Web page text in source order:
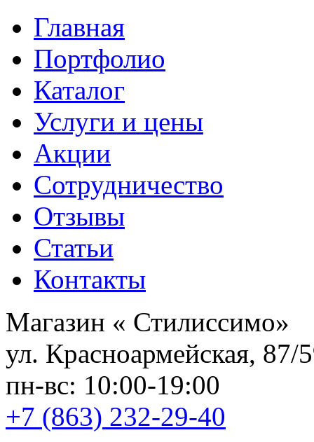
Главная
Портфолио
Каталог
Услуги и цены
Акции
Сотрудничество
Отзывы
Статьи
Контакты
Магазин « Стилиссимо»
ул. Красноармейская, 87/
пн-вс: 10:00-19:00
+7 (863) 232-29-40